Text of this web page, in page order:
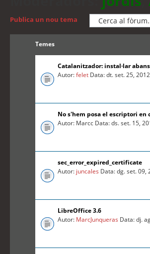
Publica un nou tema
Temes
Catalanitzador: instal·lar
Autor:felet Data: dt. set. 25,
No s'hem posa el escriptori en
Autor: Marcc Data: ds. set. 15,
sec_error_expired_certificate
Autor: juncales Data: dg. set. 09,
LibreOffice 3.6
Autor: MarcJunqueras Data: dj.